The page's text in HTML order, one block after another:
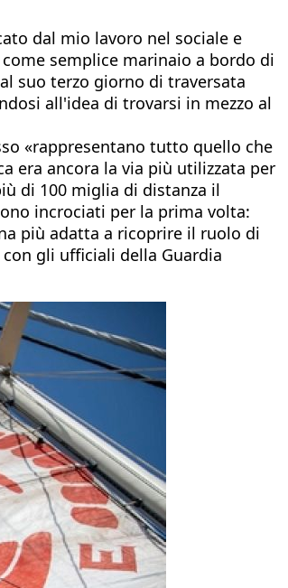
dal mio lavoro nel sociale e
semplice marinaio a bordo di
suo terzo giorno di traversata
all'idea di trovarsi in mezzo al
«rappresentano tutto quello che
era ancora la via più utilizzata per
di 100 miglia di distanza il
incrociati per la prima volta:
più adatta a ricoprire il ruolo di
gli ufficiali della Guardia